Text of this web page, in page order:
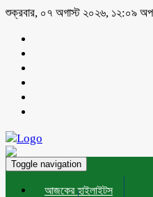
শুক্রবার, ০৭ অগাস্ট ২০২৬, ১২:০৯
Toggle navigation
আজকের হাইলাইটস